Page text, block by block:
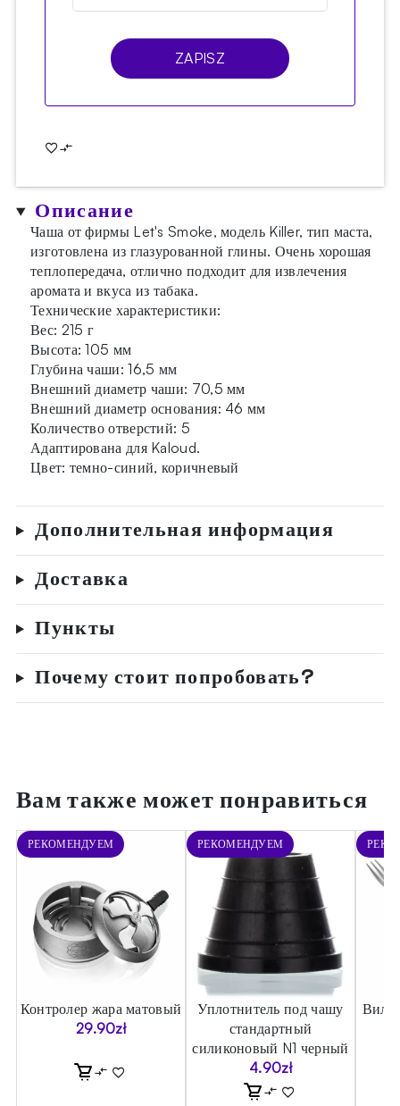
ZAPISZ
Описание
Чаша от фирмы Let's Smoke, модель Killer, тип маста,
изготовлена из глазурованной глины. Очень хорошая
теплопередача, отлично подходит для извлечения
аромата и вкуса из табака.
Технические характеристики:
Вес: 215 г
Высота: 105 мм
Глубина чаши: 16,5 мм
Внешний диаметр чаши: 70,5 мм
Внешний диаметр основания: 46 мм
Количество отверстий: 5
Адаптирована для Kaloud.
Цвет: темно-синий, коричневый
Дополнительная информация
Доставка
Пункты
Почему стоит попробовать?
Вам также может понравиться
РЕКОМЕНДУЕМ
Контролер жара матовый
29.90zł
РЕКОМЕНДУЕМ
Уплотнитель под чашу
стандартный
силиконовый N1 черный
4.90zł